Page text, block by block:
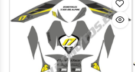
ecosolvente. Alta
resistencia, acabado
profesional y opción de
personalización.